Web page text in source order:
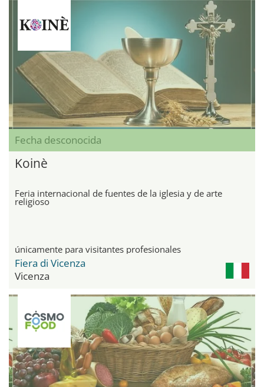
Fecha desconocida
Koinè
Feria internacional de fuentes de la iglesia y de arte
religioso
únicamente para visitantes profesionales
Fiera di Vicenza
Vicenza